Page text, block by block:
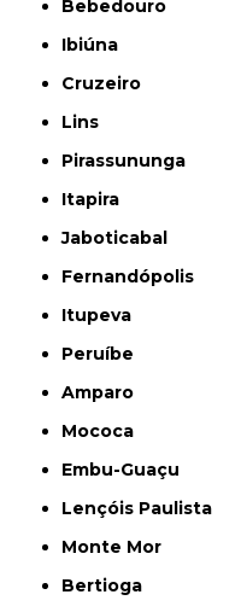
Bebedouro
Ibiúna
Cruzeiro
Lins
Pirassununga
Itapira
Jaboticabal
Fernandópolis
Itupeva
Peruíbe
Amparo
Mococa
Embu-Guaçu
Lençóis Paulista
Monte Mor
Bertioga